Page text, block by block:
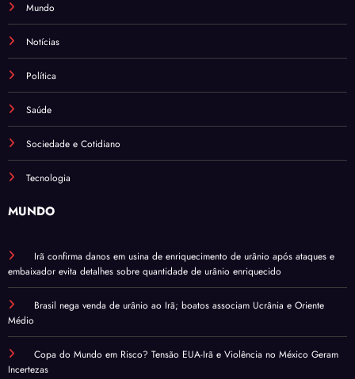
Mundo
Notícias
Política
Saúde
Sociedade e Cotidiano
Tecnologia
MUNDO
Irã confirma danos em usina de enriquecimento de urânio após ataques e
embaixador evita detalhes sobre quantidade de urânio enriquecido
Brasil nega venda de urânio ao Irã; boatos associam Ucrânia e Oriente
Médio
Copa do Mundo em Risco? Tensão EUA-Irã e Violência no México Geram
Incertezas